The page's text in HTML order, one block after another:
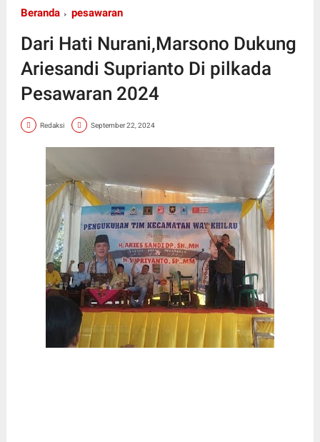
Beranda pesawaran
Dari Hati Nurani,Marsono Dukung
Ariesandi Suprianto Di pilkada
Pesawaran 2024
Redaksi September 22, 2024